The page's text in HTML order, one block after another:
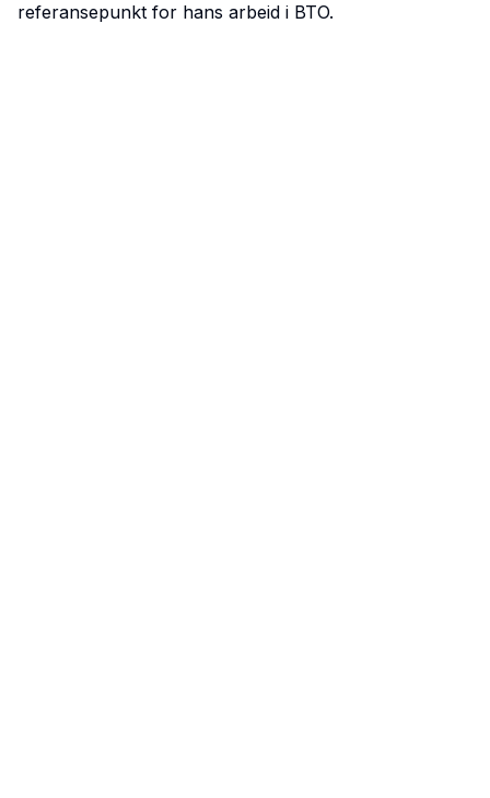
referansepunkt for hans arbeid i BTO.